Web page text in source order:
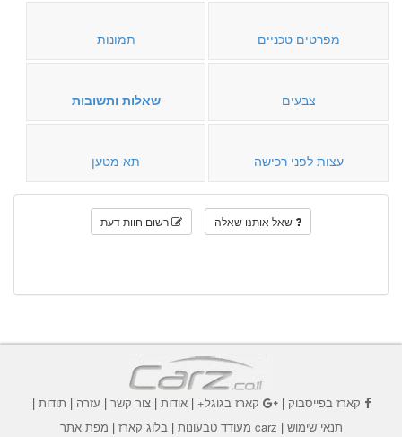
מפרטים טכניים תמונות
צבעים שאלות ותשובות
עצות לפני רכישה תא מטען
שאל אותנו שאלה רשום חוות דעת
קארז בפייסבוק| קארז בגוגל+|אודות |צור קשר | עזרה | תודות |
תנאי שימוש | carz מעודד טבעונות |בלוג קארז | מפת אתר